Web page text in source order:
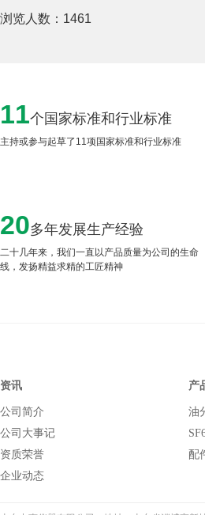
浏览人数： 1461
11个国家标准和行业标准
主持或参与起草了11项国家标准和行业标准
20多年发展生产经验
二十几年来，我们一直以产品质量为公司的生命
线，发扬精益求精的工匠精神